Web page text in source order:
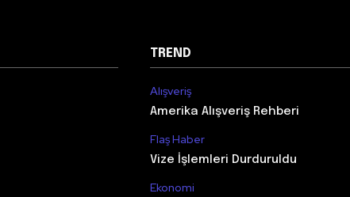
TREND
Alışveriş
Amerika Alışveriş Rehberi
Flaş Haber
Vize İşlemleri Durduruldu
Ekonomi